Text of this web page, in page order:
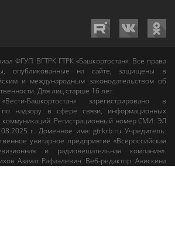
ФГУП ВГТРК ГТРК «Башкортостан». Все права
опубликованные на сайте, защищены в
и международным законодательством об
Для лиц старше 16 лет.
Башкортостан»зарегистрировано в
надзору в сфере связи, информационных
коммуникаций. Регистрационный номер СМИ: ЭЛ
г. Доменное имя:gtrkrb.ru Учредитель:
унитарное предприятие «Всероссийская
и радиовещательная компания».
Азамат Рафаэлевич. Веб-редактор:Анискина